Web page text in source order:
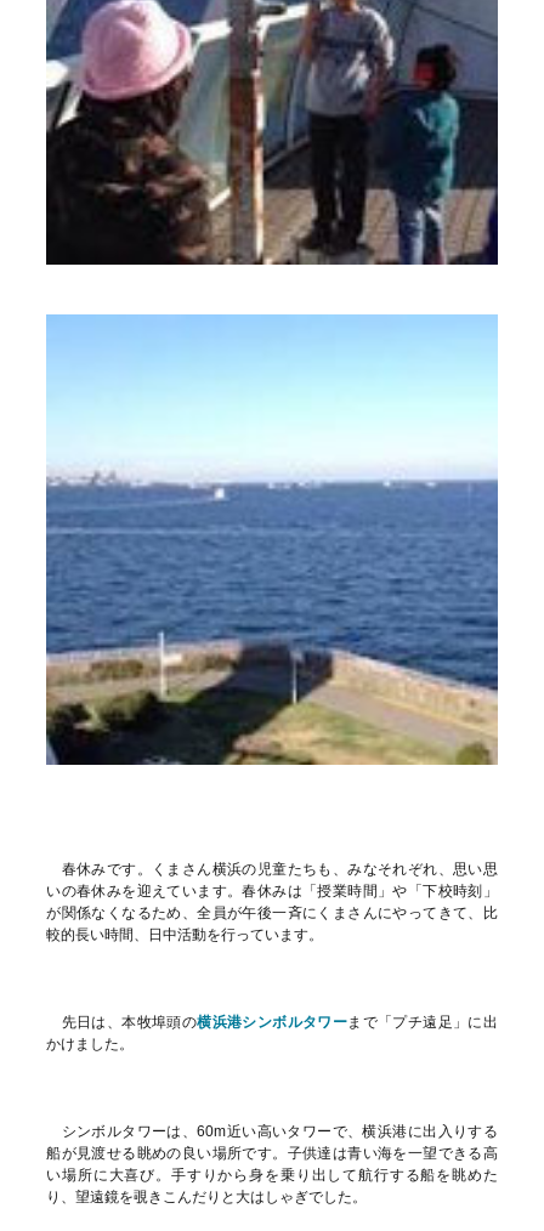
春休みです。くまさん横浜の児童たちも、みなそれぞれ、思い思
いの春休みを迎えています。春休みは「授業時間」や「下校時刻」
が関係なくなるため、全員が午後一斉にくまさんにやってきて、比
較的長い時間、日中活動を行っています。
先日は、本牧埠頭の横浜港シンボルタワーまで「プチ遠足」に出
かけました。
シンボルタワーは、60m近い高いタワーで、横浜港に出入りする
船が見渡せる眺めの良い場所です。子供達は青い海を一望できる高
い場所に大喜び。手すりから身を乗り出して航行する船を眺めた
り、望遠鏡を覗きこんだりと大はしゃぎでした。